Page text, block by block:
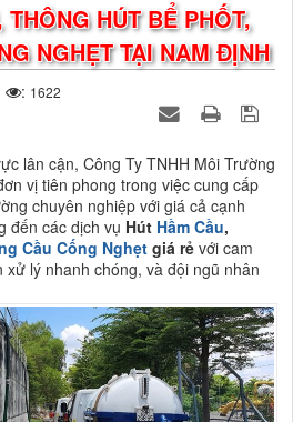
THÔNG HÚT BỂ PHỐT,
NGHẸT TẠI NAM ĐỊNH
: 1622
lân cận, Công Ty TNHH Môi Trường
vị tiên phong trong việc cung cấp
chuyên nghiệp với giá cả cạnh
đến các dịch vụ Hút Hầm Cầu,
Cầu Cống Nghẹt giá rẻ với cam
lý nhanh chóng, và đội ngũ nhân